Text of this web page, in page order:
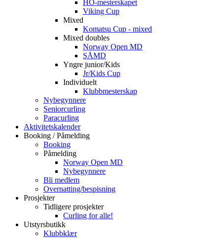
HO-mesterskapet
Viking Cup
Mixed
Komatsu Cup - mixed
Mixed doubles
Norway Open MD
SÅMD
Yngre junior/Kids
Jr/Kids Cup
Individuelt
Klubbmesterskap
Nybegynnere
Seniorcurling
Paracurling
Aktivitetskalender
Booking / Påmelding
Booking
Påmelding
Norway Open MD
Nybegynnere
Bli medlem
Overnatting/bespisning
Prosjekter
Tidligere prosjekter
Curling for alle!
Utstyrsbutikk
Klubbklær